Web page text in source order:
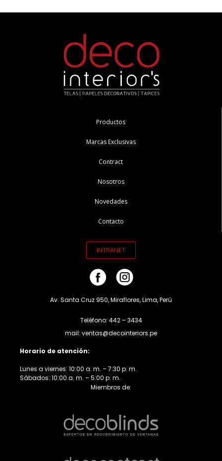
Productos
Marcas Exclusivas
Contract
Nosotros
Novedades
Contacto
INTRANET
Av. Santa Cruz 950, Miraflores, Lima, Perú
Teléfono: 442 – 3434
mail: ventas@decointeriors.pe
Horario de atención:
Lunes a viernes: 10:00 a. m. – 7:30 p. m.
Sábados: 10:00 a. m. – 5:00 p. m.
Miembros de: